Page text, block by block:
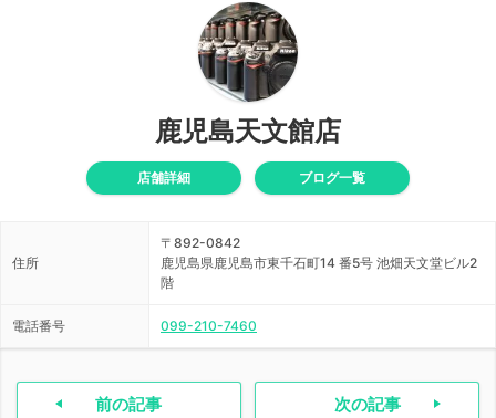
鹿児島天文館店
店舗詳細 ブログ一覧
住所
〒892-0842
鹿児島県鹿児島市東千石町14 番5号 池畑天文堂ビル2
階
電話番号 099-210-7460
前の記事 次の記事